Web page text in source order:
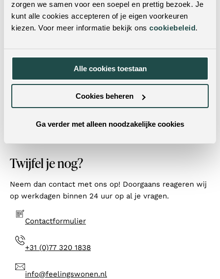
zorgen we samen voor een soepel en prettig bezoek. Je
kunt alle cookies accepteren of je eigen voorkeuren
kiezen. Voor meer informatie bekijk ons cookiebeleid.
Alle cookies toestaan
Cookies beheren
Ga verder met alleen noodzakelijke cookies
Je kunt dit product ook in een van onze woonwinkels
bekijken. Met vestigingen door heel Nederland & België
is er altijd een winkel bij jou in de buurt! Door je
Twijfel je nog?
Neem dan contact met ons op! Doorgaans reageren wij
op werkdagen binnen 24 uur op al je vragen.
Contactformulier
+31 (0)77 320 1838
info@feelingswonen.nl